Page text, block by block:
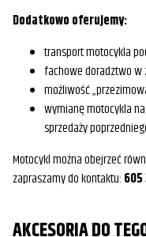
Dodatkowo oferujemy:
transport motocykla
fachowe doradztwo w
możliwość
wymianę motocykla
sprzedaży
Motocykl można obejrzeć
zapraszamy do kontaktu: 605
AKCESORIA DO